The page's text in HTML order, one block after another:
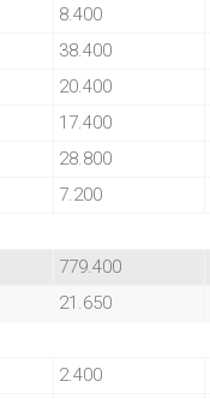
8.400
38.400
20.400
17.400
28.800
7.200
779.400
21.650
2.400